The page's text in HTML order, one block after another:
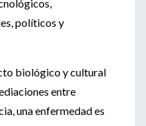
políticos y
biológico y cultural
entre
una enfermedad es